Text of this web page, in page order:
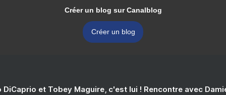
Créer un blog sur Canalblog
Créer un blog
DiCaprio et Tobey Maguire, c'est lui ! Rencontre avec